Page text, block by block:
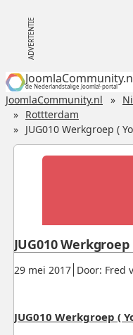
de Nederlandstalige Joomla!-portal
JoomlaCommunity.nl
Rottterdam
JUG010 Werkgroep (
Gepubliceerd:
29 mei 2017. Door: Fred
JUG010
JUG010 Werkgroep (